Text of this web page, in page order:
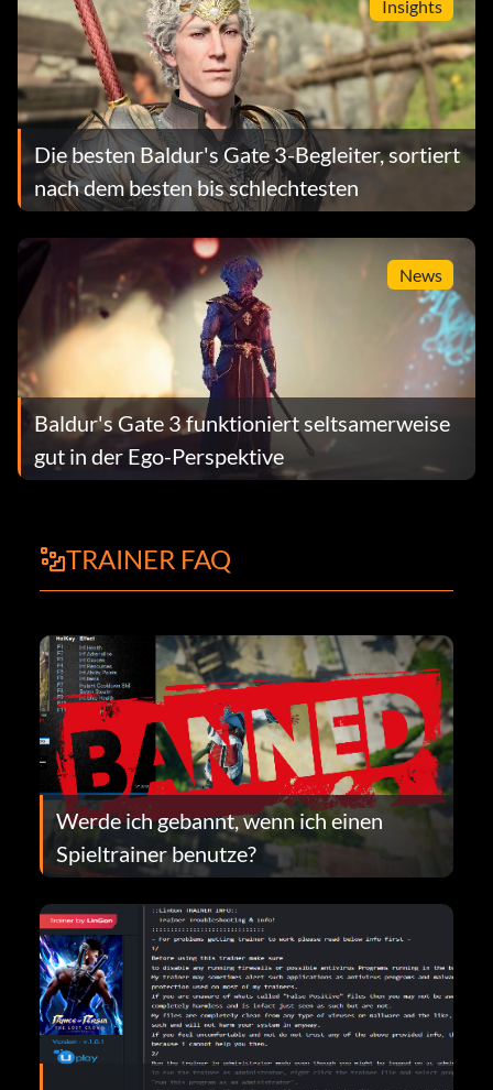
Insights
Die besten Baldur's Gate 3-Begleiter, sortiert
nach dem besten bis schlechtesten
News
Baldur's Gate 3 funktioniert seltsamerweise
gut in der Ego-Perspektive
TRAINER FAQ
Werde ich gebannt, wenn ich einen
Spieltrainer benutze?